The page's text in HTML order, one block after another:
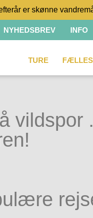
er skønne
NYHEDSBREV INFO
TURE
vildspor